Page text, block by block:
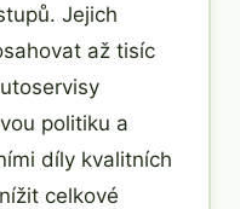
Jejich
až tisíc
politiku a
díly kvalitních
celkové